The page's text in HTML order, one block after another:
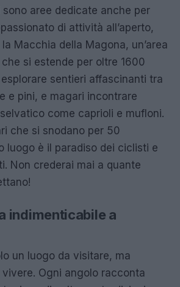
aree dedicate anche per
di attività all’aperto,
Macchia della Magona, un’area
si estende per oltre 1600
sentieri affascinanti tra
e pini, e magari incontrare
come caprioli e mufloni.
che si snodano per 50
luogo è il paradiso dei ciclisti e
Non crederai mai a quante
indimenticabile a
un luogo da visitare, ma
vivere. Ogni angolo racconta